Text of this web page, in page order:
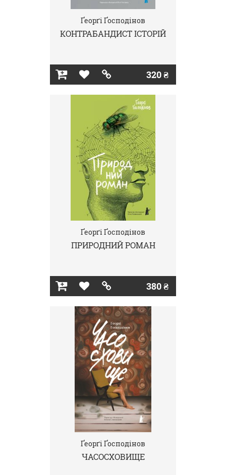
Ґеорґі Ґосподінов
КОНТРАБАНДИСТ ІСТОРІЙ
320 ₴
Ґеорґі Ґосподінов
ПРИРОДНИЙ РОМАН
380 ₴
Ґеорґі Ґосподінов
ЧАСОСХОВИЩЕ